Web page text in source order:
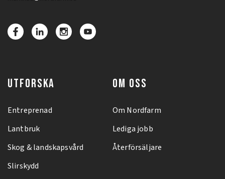
UTFORSKA
Entreprenad
Lantbruk
Skog & landskapsvård
Slirskydd
OM OSS
Om Nordfarm
Lediga jobb
Återförsäljare